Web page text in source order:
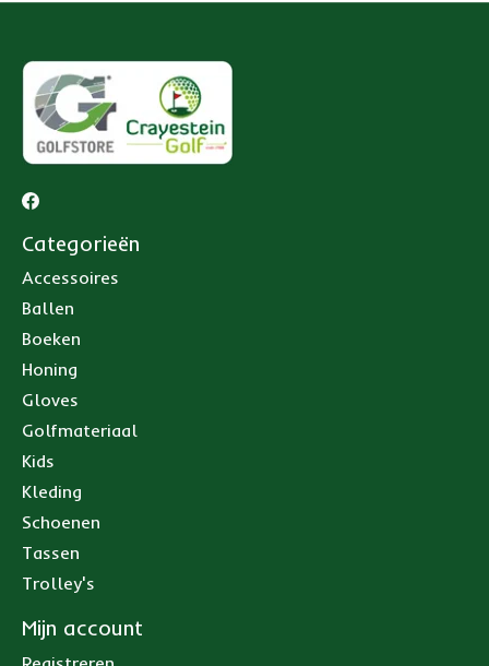
Categorieën
Accessoires
Ballen
Boeken
Honing
Gloves
Golfmateriaal
Kids
Kleding
Schoenen
Tassen
Trolley's
Mijn account